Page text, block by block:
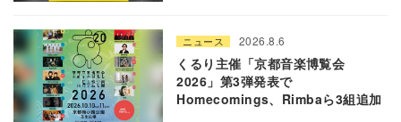
ニュース 2026.8.6
くるり主催「京都音楽博覧会
2026」第3弾発表で
Homecomings、Rimbaら3組追加